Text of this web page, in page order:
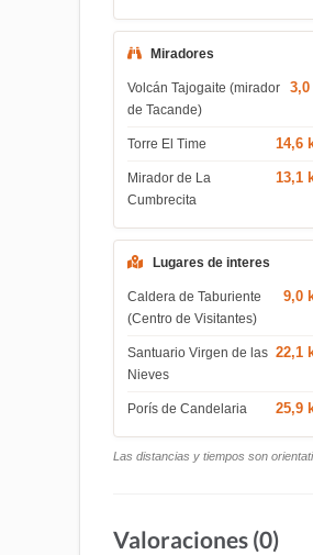
Miradores
Volcán Tajogaite (mirador
de Tacande)
Torre El Time 14,6
Mirador de La
Cumbrecita
13,1
Lugares de interes
Caldera de Taburiente
(Centro de Visitantes)
9,0
Santuario Virgen de las
Nieves
22,1
Porís de Candelaria 25,9
Las distancias y tiempos son
Valoraciones (0)